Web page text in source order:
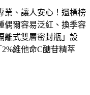
業、讓人安心！還標榜
偶爾容易泛紅、換季容
離式雙層密封瓶」設
維他命C醣苷精萃